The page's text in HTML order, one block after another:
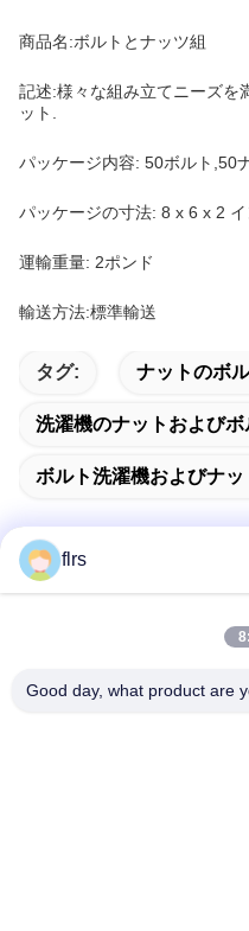
商品名:ボルトとナッツ組
記述:様々な組み立てニーズを
ット.
パッケージ内容: 50ボルト,50
パッケージの寸法: 8 x 6 x 2 イ
運輸重量: 2ポンド
輸送方法:標準輸送
タグ: ナットのボ
洗濯機のナットおよびボ
ボルト洗濯機およびナッ
アドレス
flrs
Good day, what product are